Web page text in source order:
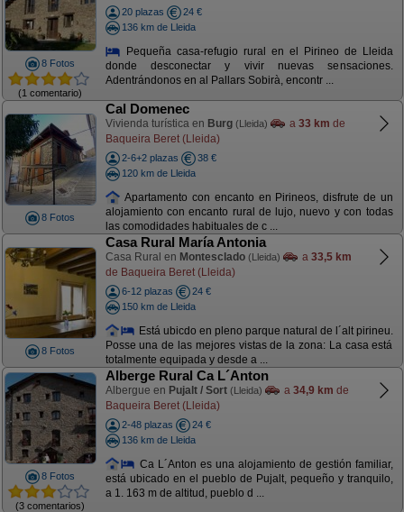
8 Fotos
(1 comentario)
20 plazas
24 €
136 km de Lleida
Pequeña casa-refugio rural en el Pirineo de Lleida
donde desconectar y vivir nuevas sensaciones.
Adentrándonos en al Pallars Sobirà, encontr ...
8 Fotos
Cal Domenec
Vivienda turística en Burg (Lleida) a 33 km de
Baqueira Beret (Lleida)
2-6+2 plazas
38 €
120 km de Lleida
Apartamento con encanto en Pirineos, disfrute de un
alojamiento con encanto rural de lujo, nuevo y con todas
las comodidades habituales de c ...
8 Fotos
Casa Rural María Antonia
Casa Rural en Montesclado (Lleida) a 33,5 km
de Baqueira Beret (Lleida)
6-12 plazas
24 €
150 km de Lleida
Está ubicdo en pleno parque natural de l´alt pirineu.
Posse una de las mejores vistas de la zona: La casa está
totalmente equipada y desde a ...
8 Fotos
(3 comentarios)
Alberge Rural Ca L´Anton
Albergue en Pujalt / Sort (Lleida) a 34,9 km de
Baqueira Beret (Lleida)
2-48 plazas
24 €
136 km de Lleida
Ca L´Anton es una alojamiento de gestión familiar,
está ubicado en el pueblo de Pujalt, pequeño y tranquilo,
a 1. 163 m de altitud, pueblo d ...